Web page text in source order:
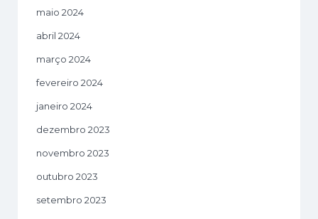
maio 2024
abril 2024
março 2024
fevereiro 2024
janeiro 2024
dezembro 2023
novembro 2023
outubro 2023
setembro 2023